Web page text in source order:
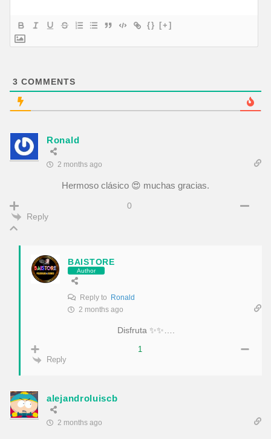
{} [+]
3 COMMENTS
Ronald
2 months ago
Hermoso clásico 😍 muchas gracias.
0
Reply
BAISTORE
Author
Reply to
Ronald
2 months ago
Disfruta ✨✨….
1
Reply
alejandroluiscb
2 months ago